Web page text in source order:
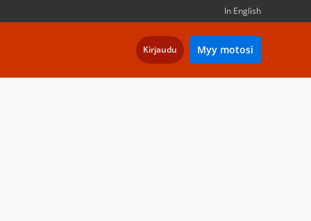
In English
Kirjaudu Myy motosi